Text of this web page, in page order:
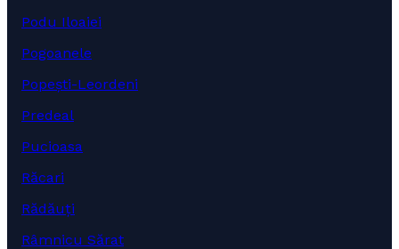
Podu Iloaiei
Pogoanele
Popești-Leordeni
Predeal
Pucioasa
Răcari
Rădăuți
Râmnicu Sărat